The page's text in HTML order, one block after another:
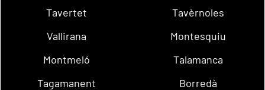
Tavertet
Tavèrnoles
Vallirana
Montesquiu
Montmeló
Talamanca
Tagamanent
Borredà